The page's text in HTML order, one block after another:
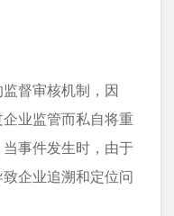
督审核机制，因
业监管而私自将重
事件发生时，由于
企业追溯和定位问